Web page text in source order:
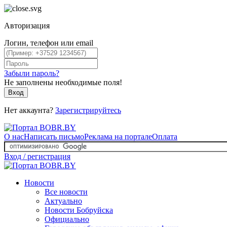
Авторизация
Логин, телефон или email
Забыли пароль?
Не заполнены необходимые поля!
Вход
Нет аккаунта? Зарегистрируйтесь
О насНаписать письмоРеклама на порталеОплата
Вход / регистрация
Новости
Все новости
Актуально
Новости Бобруйска
Официально